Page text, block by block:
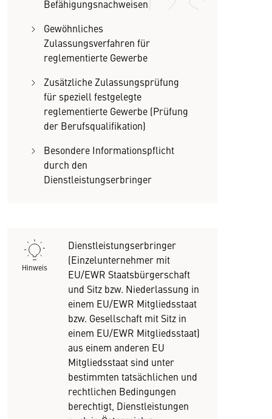
Befähigungsnachweisen
Gewöhnliches
Zulassungsverfahren für
reglementierte Gewerbe
Zusätzliche Zulassungsprüfung
für speziell festgelegte
reglementierte Gewerbe (Prüfung
der Berufsqualifikation)
Besondere Informationspflicht
durch den
Dienstleistungserbringer
Hinweis
Dienstleistungserbringer
(Einzelunternehmer mit
EU/EWR Staatsbürgerschaft
und Sitz bzw. Niederlassung in
einem EU/EWR Mitgliedsstaat
bzw. Gesellschaft mit Sitz in
einem EU/EWR Mitgliedsstaat)
aus einem anderen EU
Mitgliedsstaat sind unter
bestimmten tatsächlichen und
rechtlichen Bedingungen
berechtigt, Dienstleistungen